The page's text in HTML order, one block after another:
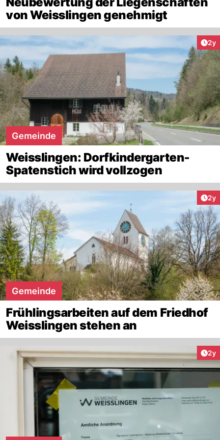
von Weisslingen genehmigt
2y
Gemeinde
Weisslingen: Dorfkindergarten-
Spatenstich wird vollzogen
2y
Gemeinde
Frühlingsarbeiten auf dem Friedhof
Weisslingen stehen an
2y